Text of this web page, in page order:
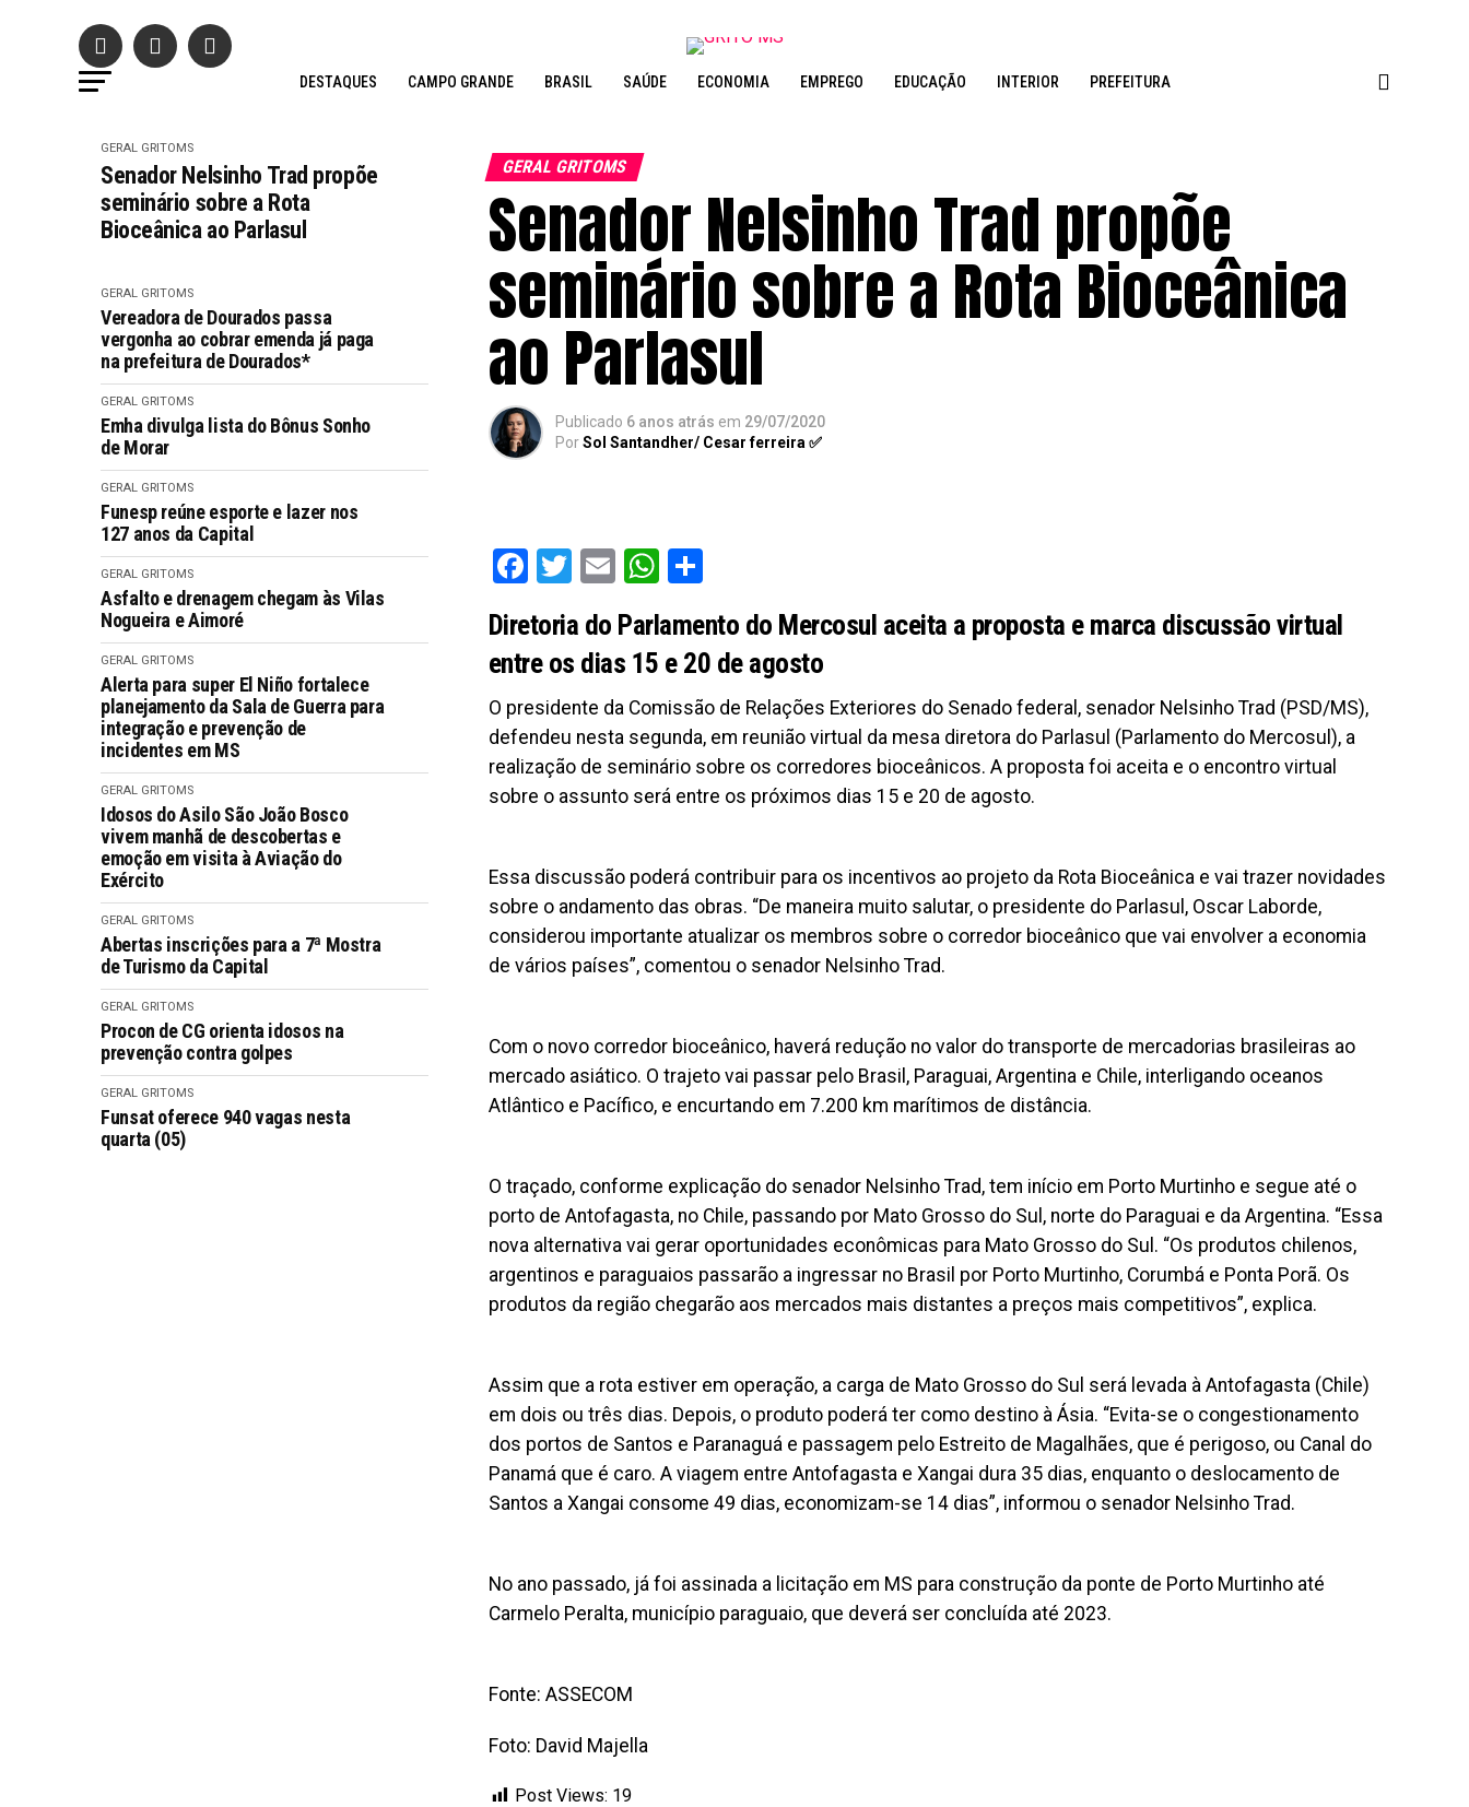
DESTAQUES CAMPO GRANDE BRASIL SAÚDE ECONOMIA EMPREGO EDUCAÇÃO INTERIOR PREFEITURA
GERAL GRITOMS
Senador Nelsinho Trad propõe
seminário sobre a Rota
Bioceânica ao Parlasul
GERAL GRITOMS
Vereadora de Dourados passa
vergonha ao cobrar emenda já paga
na prefeitura de Dourados*
GERAL GRITOMS
Emha divulga lista do Bônus Sonho
de Morar
GERAL GRITOMS
Funesp reúne esporte e lazer nos
127 anos da Capital
GERAL GRITOMS
Asfalto e drenagem chegam às Vilas
Nogueira e Aimoré
GERAL GRITOMS
Alerta para super El Niño fortalece
planejamento da Sala de Guerra para
integração e prevenção de
incidentes em MS
GERAL GRITOMS
Idosos do Asilo São João Bosco
vivem manhã de descobertas e
emoção em visita à Aviação do
Exército
GERAL GRITOMS
Abertas inscrições para a 7ª Mostra
de Turismo da Capital
GERAL GRITOMS
Procon de CG orienta idosos na
prevenção contra golpes
GERAL GRITOMS
Funsat oferece 940 vagas nesta
quarta (05)
GERAL GRITOMS
Senador Nelsinho Trad propõe
seminário sobre a Rota Bioceânica
ao Parlasul
Publicado 6 anos atrás em 29/07/2020
PorSol Santandher/ Cesar ferreira ✅
Facebook
Twitter
EmailWhatsApp
Diretoria do Parlamento do Mercosul aceita a proposta e marca discussão virtual
entre os dias 15 e 20 de agosto
O presidente da Comissão de Relações Exteriores do Senado federal, senador Nelsinho Trad (PSD/MS),
defendeu nesta segunda, em reunião virtual da mesa diretora do Parlasul (Parlamento do Mercosul), a
realização de seminário sobre os corredores bioceânicos. A proposta foi aceita e o encontro virtual
sobre o assunto será entre os próximos dias 15 e 20 de agosto.
Essa discussão poderá contribuir para os incentivos ao projeto da Rota Bioceânica e vai trazer novidades
sobre o andamento das obras. “De maneira muito salutar, o presidente do Parlasul, Oscar Laborde,
considerou importante atualizar os membros sobre o corredor bioceânico que vai envolver a economia
de vários países”, comentou o senador Nelsinho Trad.
Com o novo corredor bioceânico, haverá redução no valor do transporte de mercadorias brasileiras ao
mercado asiático. O trajeto vai passar pelo Brasil, Paraguai, Argentina e Chile, interligando oceanos
Atlântico e Pacífico, e encurtando em 7.200 km marítimos de distância.
O traçado, conforme explicação do senador Nelsinho Trad, tem início em Porto Murtinho e segue até o
porto de Antofagasta, no Chile, passando por Mato Grosso do Sul, norte do Paraguai e da Argentina. “Essa
nova alternativa vai gerar oportunidades econômicas para Mato Grosso do Sul. “Os produtos chilenos,
argentinos e paraguaios passarão a ingressar no Brasil por Porto Murtinho, Corumbá e Ponta Porã. Os
produtos da região chegarão aos mercados mais distantes a preços mais competitivos”, explica.
Assim que a rota estiver em operação, a carga de Mato Grosso do Sul será levada à Antofagasta (Chile)
em dois ou três dias. Depois, o produto poderá ter como destino à Ásia. “Evita-se o congestionamento
dos portos de Santos e Paranaguá e passagem pelo Estreito de Magalhães, que é perigoso, ou Canal do
Panamá que é caro. A viagem entre Antofagasta e Xangai dura 35 dias, enquanto o deslocamento de
Santos a Xangai consome 49 dias, economizam-se 14 dias”, informou o senador Nelsinho Trad.
No ano passado, já foi assinada a licitação em MS para construção da ponte de Porto Murtinho até
Carmelo Peralta, município paraguaio, que deverá ser concluída até 2023.
Fonte: ASSECOM
Foto: David Majella
Post Views: 19